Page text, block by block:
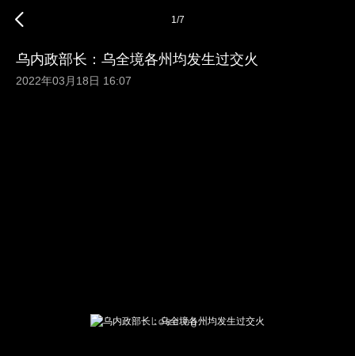
1/7
乌内政部长：乌全境各州均发生过交火
2022年03月18日 16:07